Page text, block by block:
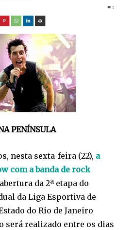
PENÍNSULA
nesta sexta-feira (22), a
com a banda de rock
da 2ª etapa do
da Liga Esportiva de
do Rio de Janeiro
será realizado entre os dias